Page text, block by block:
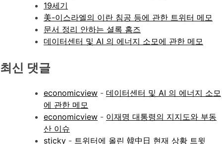
19세기
美-이스라엘의 이란 침공 등에 관한 트위터 메모
문서 정리 안하는 셜록 홈즈
데이터센터 및 AI 의 에너지 소모에 관한 메모
최신 댓글
economicview - 데이터센터 및 AI 의 에너지 소모
에 관한 메모
economicview - 이재명 대통령의 지지도와 부동
산 이슈
sticky - 트위터에 올린 韓中日 현재 상황 트윗